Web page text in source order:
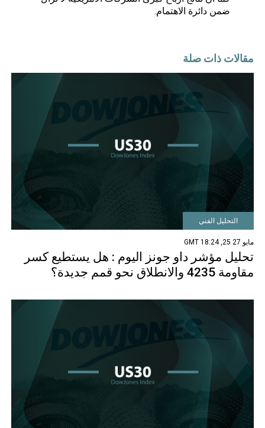
ضمن دائرة الاهتمام.
مقالات ذات صلة
التحليل الفني
مايو 27 25, 18:24 GMT
تحليل مؤشر داو جونز اليوم : هل يستطيع كسر
مقاومة 4235 والانطلاق نحو قمم جديدة؟